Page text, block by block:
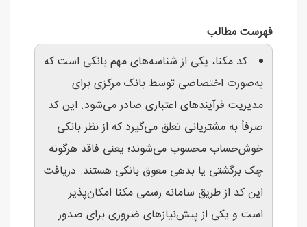
فهرست مطالب
کد مکنا، یکی از شناسه‌های مهم بانکی است که
به‌صورت اختصاصی توسط بانک مرکزی برای
مدیریت فرآیندهای اعتباری صادر می‌شود. این کد
صرفاً به مشتریانی تعلق می‌گیرد که از نظر بانکی
خوش‌حساب محسوب می‌شوند؛ یعنی فاقد هرگونه
چک برگشتی یا بدهی معوق بانکی هستند. دریافت
این کد از طریق سامانه رسمی مکنا امکان‌پذیر
است و یکی از پیش‌نیازهای ضروری برای صدور